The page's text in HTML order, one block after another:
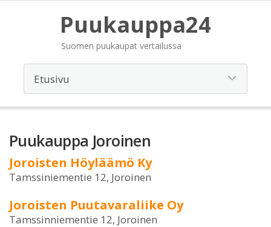
Puukauppa24
Suomen puukaupat vertailussa
Puukauppa Joroinen
Joroisten Höyläämö Ky
Tamssiniementie 12, Joroinen
Joroisten Puutavaraliike Oy
Tamssinniementie 12, Joroinen